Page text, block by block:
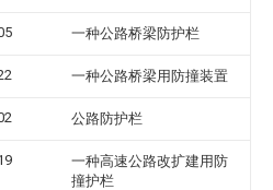
一种公路桥梁防护栏
一种公路桥梁用防撞装置
公路防护栏
一种高速公路改扩建用防
撞护栏